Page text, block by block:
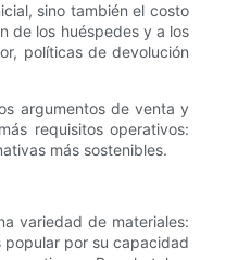
sino también el costo
de los huéspedes y a los
políticas de devolución
argumentos de venta y
requisitos operativos:
más sostenibles.
variedad de materiales:
popular por su capacidad